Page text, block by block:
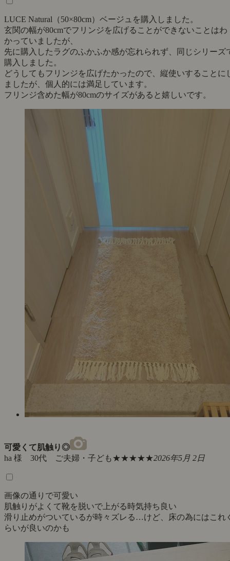
LUCE Natural（50×80cm）ベージュを購入しました。
玄関の幅が80cmでフリンジを広げることができないことはわ
かっていましたが、
先に購入したラグのふかふか感が忘れられず、同じシリーズ
購入しました。
どうしてもフリンジを広げたかったので、縦使いすることに
ましたが、個人的には満足しています。
フリンジ含めた幅が80cmのサイズがあると嬉しいです。
可愛くて肌触り◎
ha 様 30代 ご夫婦・子ども★★★★★2026年5月 2日
画像の通りで可愛い
肌触りがよくて靴を脱いで上がる時気持ち良い
滑り止めがついているが時々ズレる…けど、床の為にはこれ
らいが良いのかも